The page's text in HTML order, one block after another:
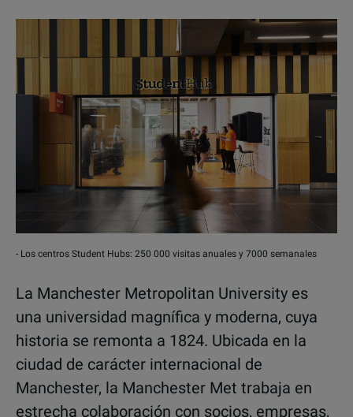
- Los centros Student Hubs: 250 000 visitas anuales y 7000 semanales
La Manchester Metropolitan University es
una universidad magnífica y moderna, cuya
historia se remonta a 1824. Ubicada en la
ciudad de carácter internacional de
Manchester, la Manchester Met trabaja en
estrecha colaboración con socios, empresas,